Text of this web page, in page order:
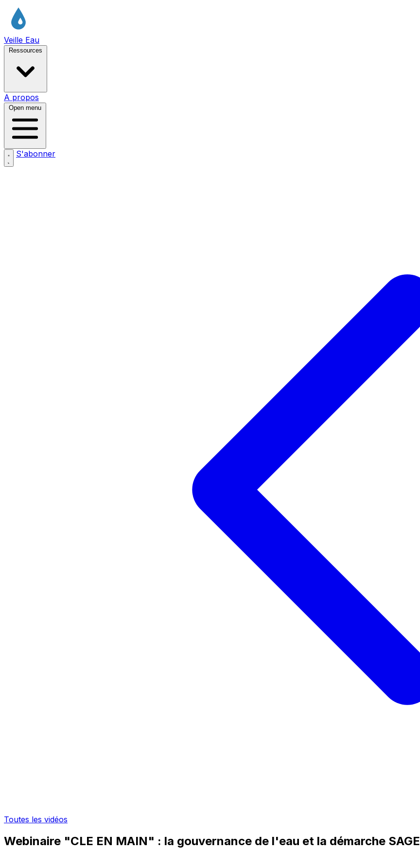
Veille Eau
Ressources
A propos
Open menu
S'abonner
Toutes les vidéos
Webinaire "CLE EN MAIN" : la gouvernance de l'eau et la démarche SAGE